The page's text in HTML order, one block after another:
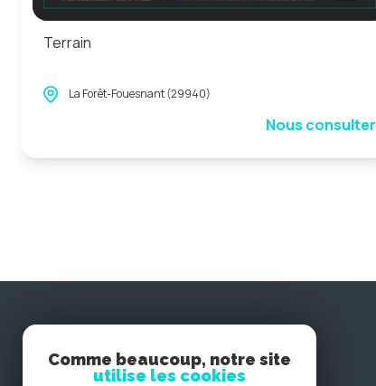
Terrain
La Forêt-Fouesnant (29940)
Nous consulter
Comme beaucoup, notre site
utilise les cookies